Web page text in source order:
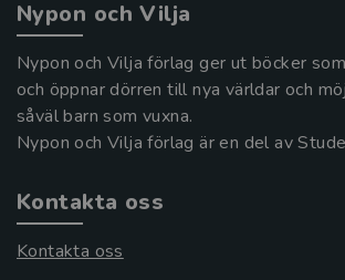
Nypon och Vilja
Nypon och Vilja förlag ger ut böcker
och öppnar dörren till nya världar och
såväl barn som vuxna.
Nypon och Vilja förlag är en del av
Kontakta oss
Kontakta oss